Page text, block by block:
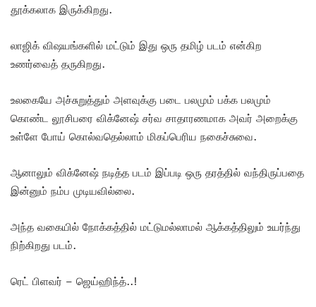
தூக்கலாக இருக்கிறது.
லாஜிக் விஷயங்களில் மட்டும் இது ஒரு தமிழ் படம் என்கிற
உணர்வைத் தருகிறது.
உலகையே அச்சுறுத்தும் அளவுக்கு படை பலமும் பக்க பலமும்
கொண்ட லூசிபரை விக்னேஷ் சர்வ சாதாரணமாக அவர் அறைக்கு
உள்ளே போய் கொல்வதெல்லாம் மிகப்பெரிய நகைச்சுவை.
ஆனாலும் விக்னேஷ் நடித்த படம் இப்படி ஒரு தரத்தில் வந்திருப்பதை
இன்னும் நம்ப முடியவில்லை.
அந்த வகையில் நோக்கத்தில் மட்டுமல்லாமல் ஆக்கத்திலும் உயர்ந்து
நிற்கிறது படம்.
ரெட் பிளவர் – ஜெய்ஹிந்த்..!